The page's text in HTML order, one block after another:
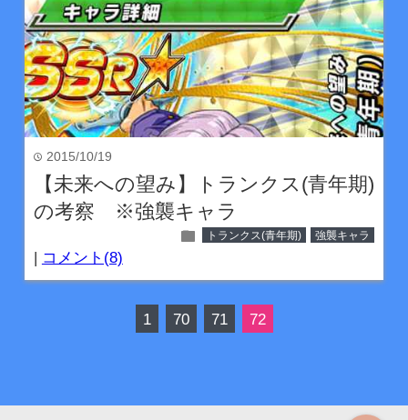
time 2015/10/19
【未来への望み】トランクス(青年期)
の考察 ※強襲キャラ
folder トランクス(青年期) 強襲キャラ
| コメント(8)
1 70 71 72